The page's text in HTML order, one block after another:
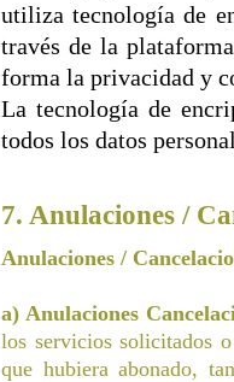
utiliza tecnología de
través de la
forma la privacidad y
La tecnología de
todos los datos
7. Anulaciones /
Anulaciones /
a) Anulaciones
los servicios solicitados
que hubiera abonado,